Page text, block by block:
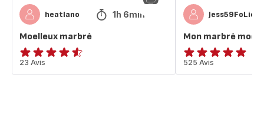
heatlano 1h 6min
Moelleux marbré
ratings.4.5
23 Avis
Jess59FoLiee
Mon marbré
ratings.4.9
525 Avis